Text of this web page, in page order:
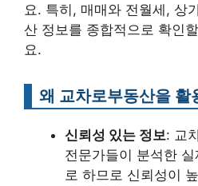
요. 특히, 매매와 전월세, 상
산 정보를 종합적으로 확인
요.
왜 교차로부동산을 활
신뢰성 있는 정보: 교
전문가들이 분석한
로 하므로 신뢰성이